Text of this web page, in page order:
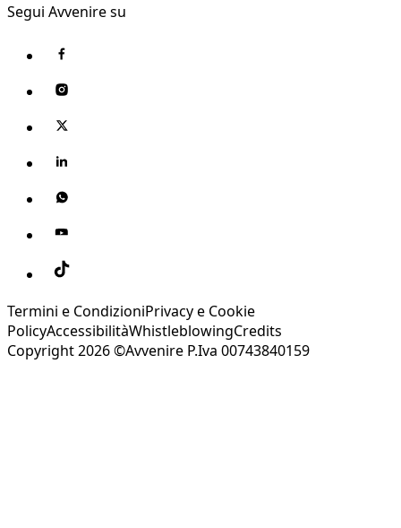
Segui Avvenire su
Termini e CondizioniPrivacy e Cookie
PolicyAccessibilitàWhistleblowingCredits
Copyright 2026 ©Avvenire P.Iva 00743840159